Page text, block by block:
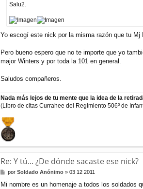
Salu2.
Yo escogí este nick por la misma razón que tu Mj
Pero bueno espero que no te importe que yo
major Winters y por toda la 101 en general.
Saludos compañeros.
Nada más lejos de tu mente que la idea de la
(Libro de citas Currahee del Regimiento 506º de
Re: Y tú... ¿De dónde sacaste ese nick?
M
n
porSoldado Anónimo »03 12 2011
Mi nombre es un homenaje a todos los soldados